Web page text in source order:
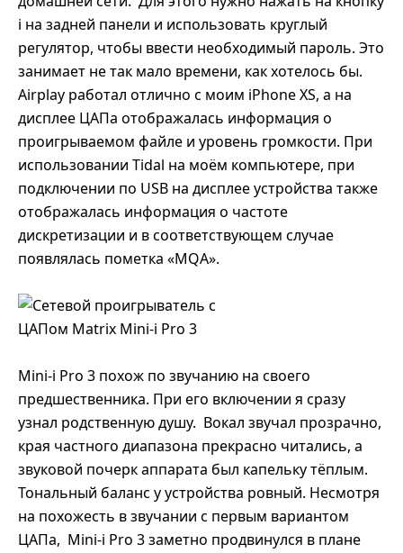
i на задней панели и использовать круглый
регулятор, чтобы ввести необходимый пароль. Это
занимает не так мало времени, как хотелось бы.
Airplay работал отлично с моим iPhone XS, а на
дисплее ЦАПа отображалась информация о
проигрываемом файле и уровень громкости. При
использовании Tidal на моём компьютере, при
подключении по USB на дисплее устройства также
отображалась информация о частоте
дискретизации и в соответствующем случае
появлялась пометка «MQA».
Mini-i Pro 3 похож по звучанию на своего
предшественника. При его включении я сразу
узнал родственную душу. Вокал звучал прозрачно,
края частного диапазона прекрасно читались, а
звуковой почерк аппарата был капельку тёплым.
Тональный баланс у устройства ровный. Несмотря
на похожесть в звучании с первым вариантом
ЦАПа, Mini-i Pro 3 заметно продвинулся в плане